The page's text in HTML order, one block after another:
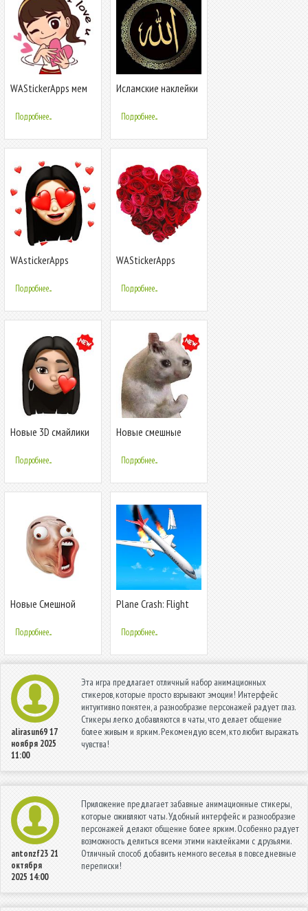
WAStickerApps мем
наклейки
Подробнее...
Исламские наклейки
WAStickerApps
Подробнее...
WAstickerApps
Анимированные
эмодзи наклейки
Подробнее...
WAStickerApps
Подробнее...
Новые 3D смайлики
(WAStickerApps
Emojis)
Подробнее...
Новые смешные
WAStickerApps
Подробнее...
Новые Смешной
WhatsApp
WAStickerApps
Подробнее...
Plane Crash: Flight
Подробнее...
alirasun6917
ноября 2025
11:00
Эта игра предлагает отличный набор анимационных
стикеров, которые просто взрывают эмоции! Интерфейс
интуитивно понятен, а разнообразие персонажей радует глаз.
Стикеры легко добавляются в чаты, что делает общение
более живым и ярким. Рекомендую всем, кто любит выражать
чувства!
antonzf23 21
октября
2025 14:00
Приложение предлагает забавные анимационные стикеры,
которые оживляют чаты. Удобный интерфейс и разнообразие
персонажей делают общение более ярким. Особенно радует
возможность делиться всеми этими наклейками с друзьями.
Отличный способ добавить немного веселья в повседневные
переписки!